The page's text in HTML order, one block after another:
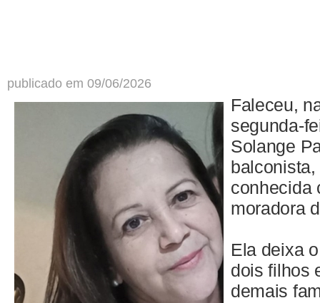
publicado em 09/06/2026
Faleceu,
segunda-
Solange
conhecida
moradora
Ela deixa
dois filhos
demais